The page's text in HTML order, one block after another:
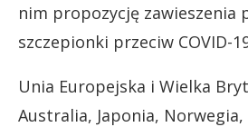
nim propozycję zawieszenia
szczepionki przeciw COVID-
Unia Europejska i Wielka
Australia, Japonia,